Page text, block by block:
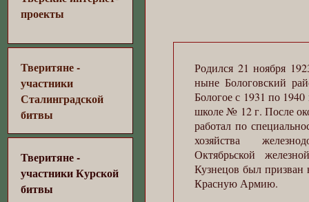
проекты
Тверитяне -
участники
Сталинградской
битвы
Тверитяне -
участники Курской
битвы
Родился 21 ноября
ныне Бологовский
Бологое с 1931 по
школе № 12 г. После
работал по
хозяйства
Октябрьской
Кузнецов был призван
Красную Армию.